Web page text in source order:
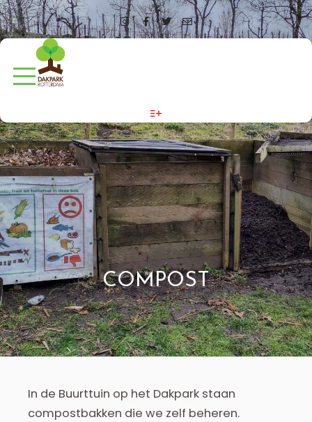
More info
COMPOST
In de Buurttuin op het Dakpark staan
compostbakken die we zelf beheren.